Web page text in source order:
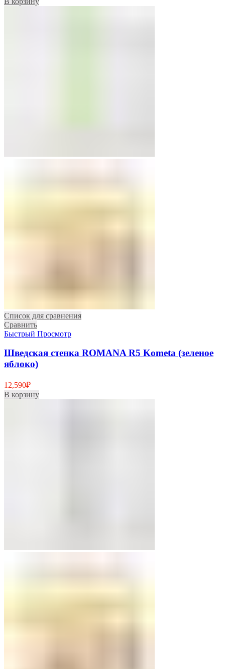
Список для сравнения
Сравнить
Быстрый Просмотр
Шведская стенка ROMANA R5 Kometa (зеленое
яблоко)
12,590₽
В корзину